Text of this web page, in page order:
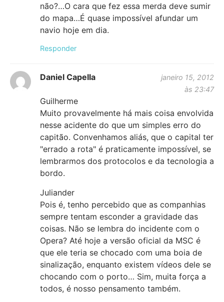
não?…O cara que fez essa merda deve sumir
do mapa…É quase impossível afundar um
navio hoje em dia.
Responder
Daniel Capella
janeiro 15, 2012
às 23:47
Guilherme
Muito provavelmente há mais coisa envolvida
nesse acidente do que um simples erro do
capitão. Convenhamos aliás, que o capital ter
"errado a rota" é praticamente impossível, se
lembrarmos dos protocolos e da tecnologia a
bordo.
Juliander
Pois é, tenho percebido que as companhias
sempre tentam esconder a gravidade das
coisas. Não se lembra do incidente com o
Opera? Até hoje a versão oficial da MSC é
que ele teria se chocado com uma boia de
sinalização, enquanto existem vídeos dele se
chocando com o porto… Sim, muita força a
todos, é nosso pensamento também.